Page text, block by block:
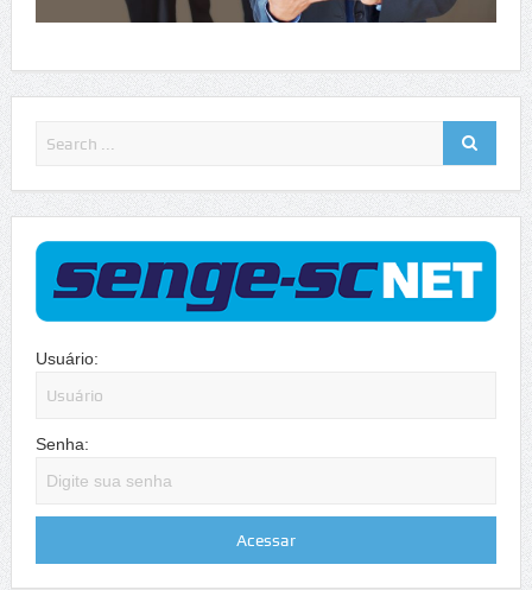
Usuário:
Senha: